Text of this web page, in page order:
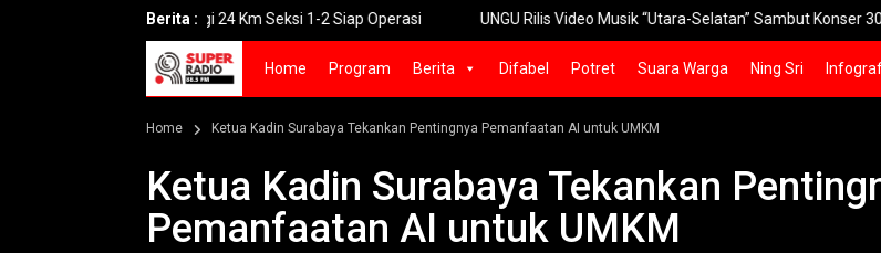
Berita :
Tol Prosiwangi 24 Km Seksi 1-2 Siap Operasi UNGU Rilis Video Musik “Utara-Selatan” Sambut Konser 30 Tahun
Home Program Berita Difabel Potret Suara Warga Ning Sri
Home Ketua Kadin Surabaya Tekankan Pentingnya Pemanfaatan AI untuk UMKM
Ketua Kadin Surabaya Tekankan
Pemanfaatan AI untuk UMKM